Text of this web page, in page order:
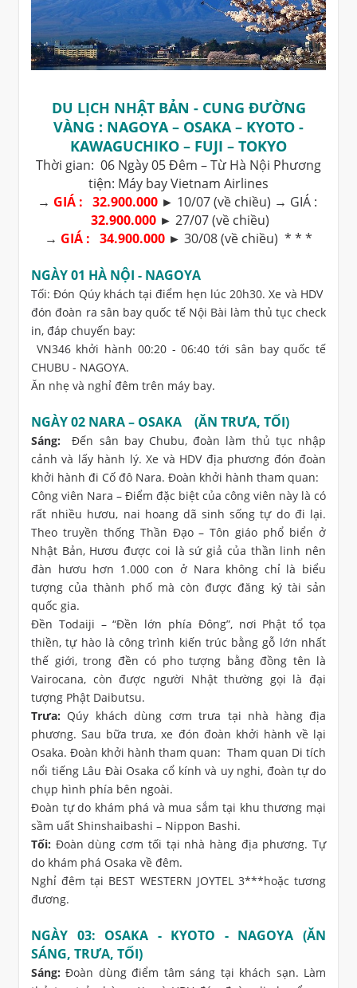
DU LỊCH NHẬT BẢN - CUNG ĐƯỜNG
VÀNG : NAGOYA – OSAKA – KYOTO -
KAWAGUCHIKO – FUJI – TOKYO
Thời gian: 06 Ngày 05 Đêm – Từ Hà Nội Phương
tiện: Máy bay Vietnam Airlines
→ GIÁ : 32.900.000► 10/07 (về chiều) → GIÁ :
32.900.000 ► 27/07 (về chiều)
→ GIÁ : 34.900.000 ► 30/08 (về chiều) * * *
NGÀY 01 HÀ NỘI - NAGOYA
Tối: Đón Qúy khách tại điểm hẹn lúc 20h30. Xe và HDV
đón đoàn ra sân bay quốc tế Nội Bài làm thủ tục check
in, đáp chuyến bay:
VN346 khởi hành 00:20 - 06:40 tới sân bay quốc tế
CHUBU - NAGOYA.
Ăn nhẹ và nghỉ đêm trên máy bay.
NGÀY 02 NARA – OSAKA (ĂN TRƯA, TỐI)
Sáng:
Đến sân bay Chubu, đoàn làm thủ tục nhập
cảnh và lấy hành lý. Xe và HDV địa phương đón đoàn
khởi hành đi Cố đô Nara. Đoàn khởi hành tham quan:
Công viên Nara – Điểm đặc biệt của công viên này là có
rất nhiều hươu, nai hoang dã sinh sống tự do đi lại.
Theo truyền thống Thần Đạo – Tôn giáo phổ biển ở
Nhật Bản, Hươu được coi là sứ giả của thần linh nên
đàn hươu hơn 1.000 con ở Nara không chỉ là biểu
tượng của thành phố mà còn được đăng ký tài sản
quốc gia.
Đền Todaiji – “Đền lớn phía Đông”, nơi Phật tổ tọa
thiền, tự hào là công trình kiến trúc bằng gỗ lớn nhất
thế giới, trong đền có pho tượng bằng đồng tên là
Vairocana, còn được người Nhật thường gọi là đại
tượng Phật Daibutsu.
Trưa: Qúy khách dùng cơm trưa tại nhà hàng địa
phương. Sau bữa trưa, xe đón đoàn khởi hành về lại
Osaka. Đoàn khởi hành tham quan: Tham quan Di tích
nổi tiếng Lâu Đài Osaka cổ kính và uy nghi, đoàn tự do
chụp hình phía bên ngoài.
Đoàn tự do khám phá và mua sắm tại khu thương mại
sầm uất Shinshaibashi – Nippon Bashi.
Tối: Đoàn dùng cơm tối tại nhà hàng địa phương. Tự
do khám phá Osaka về đêm.
Nghỉ đêm tại BEST WESTERN JOYTEL 3***hoặc tương
đương.
NGÀY 03: OSAKA - KYOTO - NAGOYA (ĂN
SÁNG, TRƯA, TỐI)
Sáng: Đoàn dùng điểm tâm sáng tại khách sạn. Làm